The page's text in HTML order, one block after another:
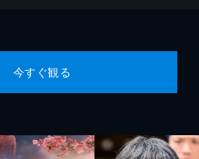
今すぐ観る